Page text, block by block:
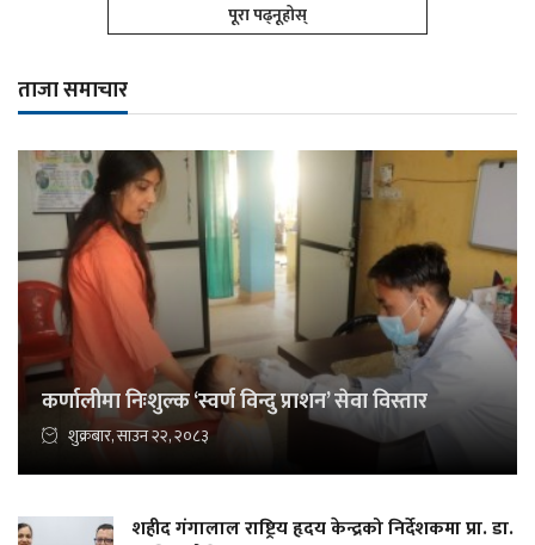
पूरा पढ्नूहोस्
ताजा समाचार
कर्णालीमा निःशुल्क ‘स्वर्ण विन्दु प्राशन’ सेवा विस्तार
शुक्रबार, साउन २२, २०८३
शहीद गंगालाल राष्ट्रिय हृदय केन्द्रको निर्देशकमा प्रा. डा.